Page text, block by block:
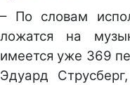
– По словам
ложатся на
имеется уже 369
Эдуард